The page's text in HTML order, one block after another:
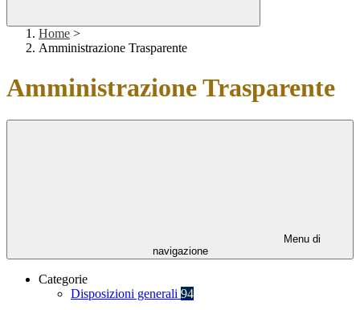
Home >
Amministrazione Trasparente
Amministrazione Trasparente
Menu di
navigazione
Categorie
Disposizioni generali 94